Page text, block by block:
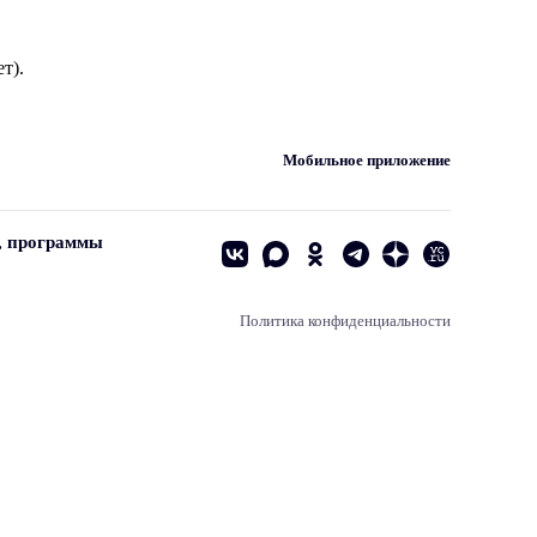
Мобильное приложение
программы
Политика конфиденциальности